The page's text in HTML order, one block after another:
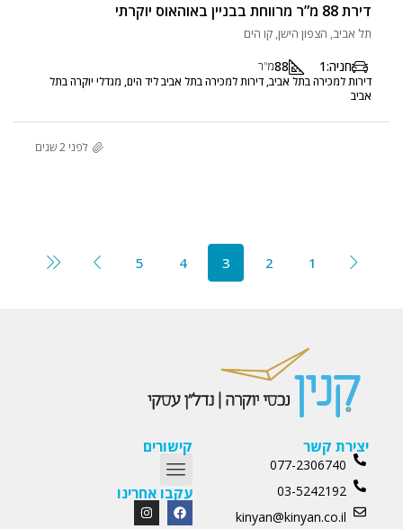
דירת 88 מ”ר מרווחת בבניין באוהאוס יוקרתי
תל אביב, הצפון הישן, קו הים
חניה:1
88מ"ר
דירות למכירה בתל אביב, דירות למכירה בתל אביב ליד הים, מגדלי יוקרה בתל
אביב
לפני 2 שנים
1
2
3
4
5
יצירת קשר
077-2306740
03-5242192
kinyan@kinyan.co.il
קישורים
עקבו אחרינו